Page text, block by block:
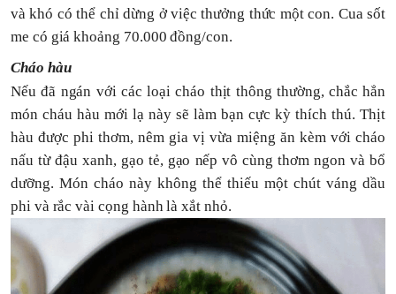
và khó có thể chỉ dừng ở việc thưởng thức một con. Cua sốt
me có giá khoảng 70.000 đồng/con.
Cháo hàu
Nếu đã ngán với các loại cháo thịt thông thường, chắc hẳn
món cháu hàu mới lạ này sẽ làm bạn cực kỳ thích thú. Thịt
hàu được phi thơm, nêm gia vị vừa miệng ăn kèm với cháo
nấu từ đậu xanh, gạo tẻ, gạo nếp vô cùng thơm ngon và bổ
dưỡng. Món cháo này không thể thiếu một chút váng dầu
phi và rắc vài cọng hành là xắt nhỏ.